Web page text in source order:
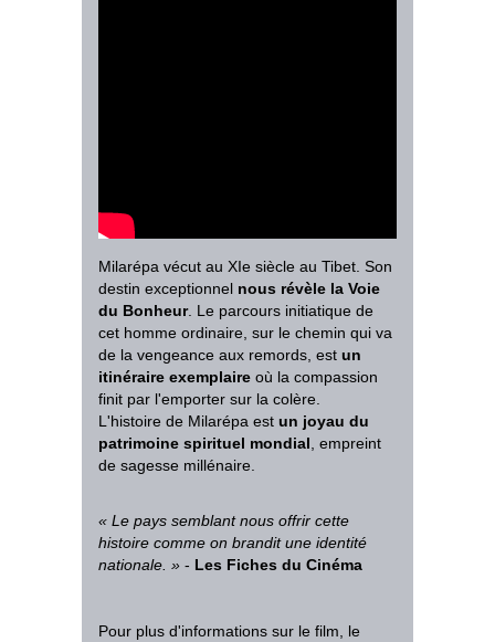
Milarépa vécut au XIe siècle au Tibet. Son
destin exceptionnel nous révèle la Voie
du Bonheur. Le parcours initiatique de
cet homme ordinaire, sur le chemin qui va
de la vengeance aux remords, est un
itinéraire exemplaire où la compassion
finit par l'emporter sur la colère.
L'histoire de Milarépa est un joyau du
patrimoine spirituel mondial, empreint
de sagesse millénaire.
« Le pays semblant nous offrir cette
histoire comme on brandit une identité
nationale. » - Les Fiches du Cinéma
Pour plus d'informations sur le film, le